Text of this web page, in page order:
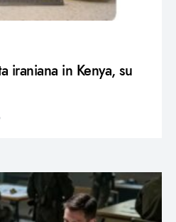
iraniana in Kenya, su